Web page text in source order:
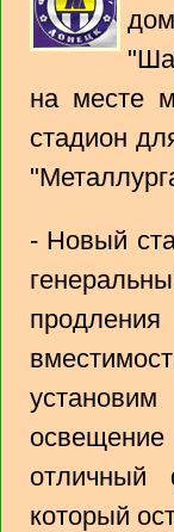
на месте
стадион
- Новый
отличный
который